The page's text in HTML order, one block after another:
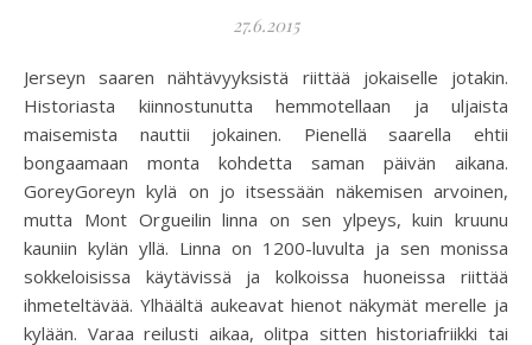
27.6.2015
Jerseyn saaren nähtävyyksistä riittää jokaiselle jotakin.
Historiasta kiinnostunutta hemmotellaan ja uljaista
maisemista nauttii jokainen. Pienellä saarella ehtii
bongaamaan monta kohdetta saman päivän aikana.
GoreyGoreyn kylä on jo itsessään näkemisen arvoinen,
mutta Mont Orgueilin linna on sen ylpeys, kuin kruunu
kauniin kylän yllä. Linna on 1200-luvulta ja sen monissa
sokkeloisissa käytävissä ja kolkoissa huoneissa riittää
ihmeteltävää. Ylhäältä aukeavat hienot näkymät merelle ja
kylään. Varaa reilusti aikaa, olitpa sitten historiafriikki tai